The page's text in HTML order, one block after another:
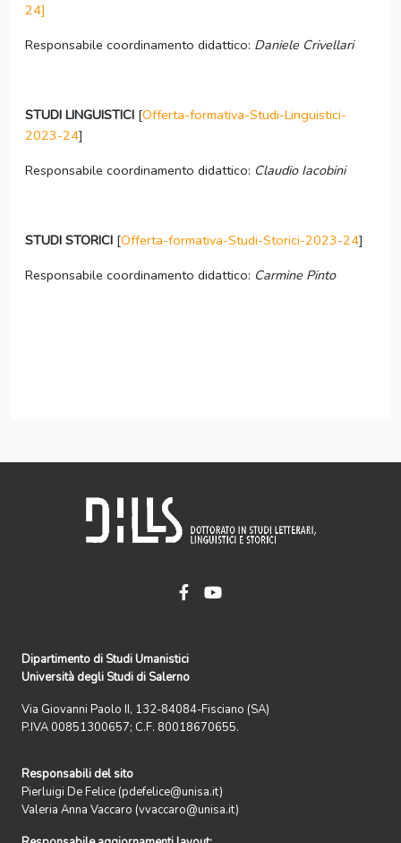
24]
Responsabile coordinamento didattico: Daniele Crivellari
STUDI LINGUISTICI [Offerta-formativa-Studi-Linguistici-
2023-24]
Responsabile coordinamento didattico: Claudio Iacobini
STUDI STORICI [Offerta-formativa-Studi-Storici-2023-24]
Responsabile coordinamento didattico: Carmine Pinto
Dipartimento di Studi Umanistici
Università degli Studi di Salerno
Via Giovanni Paolo II, 132-84084-Fisciano (SA)
P.IVA 00851300657; C.F. 80018670655.
Responsabili del sito
Pierluigi De Felice (pdefelice@unisa.it)
Valeria Anna Vaccaro (vvaccaro@unisa.it)